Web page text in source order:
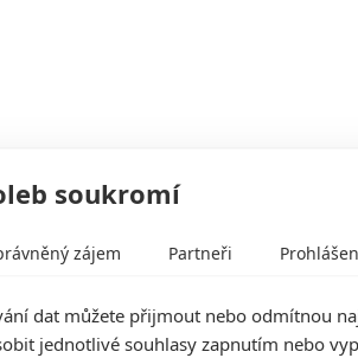
soukromí
zájem Partneři
dat můžete přijmout nebo odmítnou
jednotlivé souhlasy zapnutím nebo